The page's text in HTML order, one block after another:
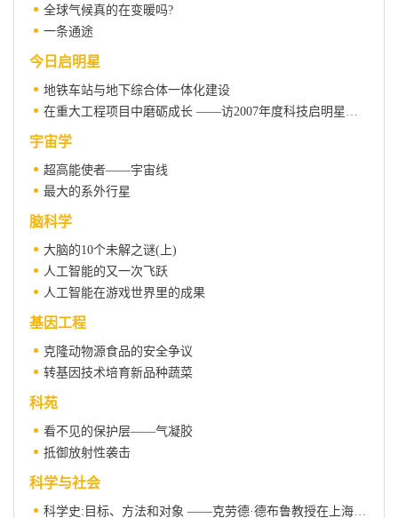
全球气候真的在变暖吗?
一条通途
今日启明星
地铁车站与地下综合体一体化建设
在重大工程项目中磨砺成长 ——访2007年度科技启明星计划(跟踪)入选者张铭
宇宙学
超高能使者——宇宙线
最大的系外行星
脑科学
大脑的10个未解之谜(上)
人工智能的又一次飞跃
人工智能在游戏世界里的成果
基因工程
克隆动物源食品的安全争议
转基因技术培育新品种蔬菜
科苑
看不见的保护层——气凝胶
抵御放射性袭击
科学与社会
科学史:目标、方法和对象 ——克劳德·德布鲁教授在上海社会科学院的讲演